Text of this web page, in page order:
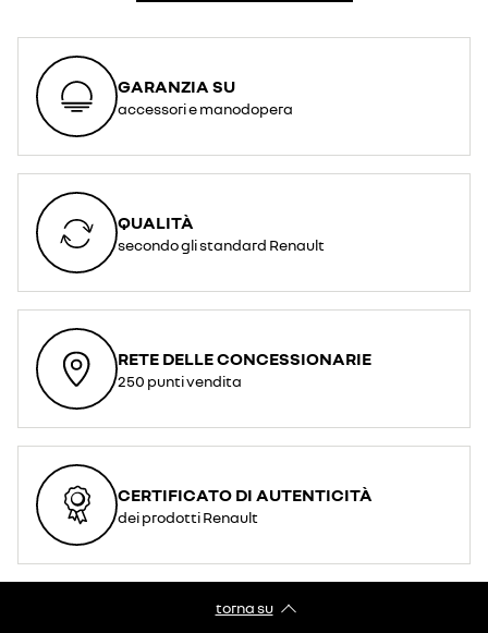
GARANZIA SU
accessori e manodopera
QUALITÀ
secondo gli standard Renault
RETE DELLE CONCESSIONARIE
250 punti vendita
CERTIFICATO DI AUTENTICITÀ
dei prodotti Renault
torna su